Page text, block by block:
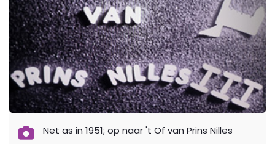
Net as in 1951; op naar 't Of van Prins Nilles